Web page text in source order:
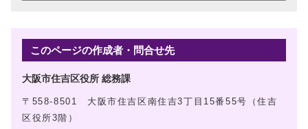
このページの作成者・問合せ先
大阪市住吉区役所 総務課
〒558-8501 大阪市住吉区南住吉3丁目15番55号（住吉
区役所3階）